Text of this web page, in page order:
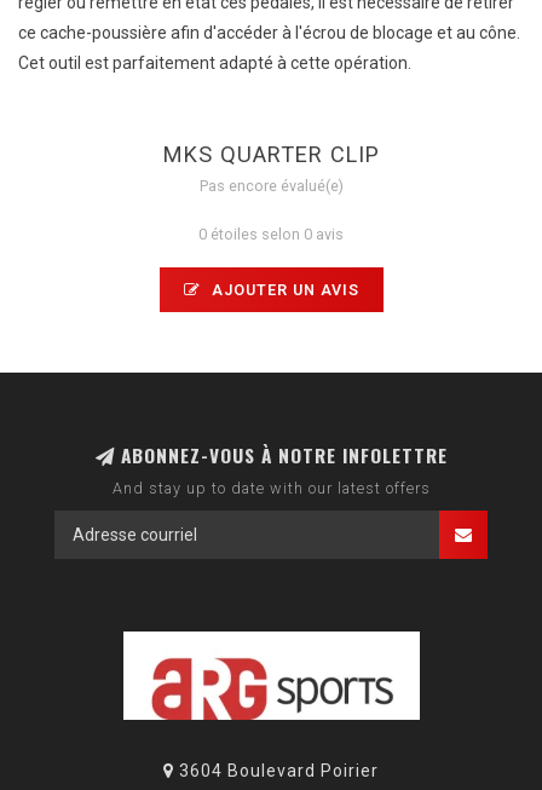
ce cache-poussière afin d'accéder à l'écrou de blocage et au cône.
Cet outil est parfaitement adapté à cette opération.
MKS QUARTER CLIP
Pas encore évalué(e)
0 étoiles selon 0 avis
AJOUTER UN AVIS
ABONNEZ-VOUS À NOTRE INFOLETTRE
And stay up to date with our latest offers
3604 Boulevard Poirier